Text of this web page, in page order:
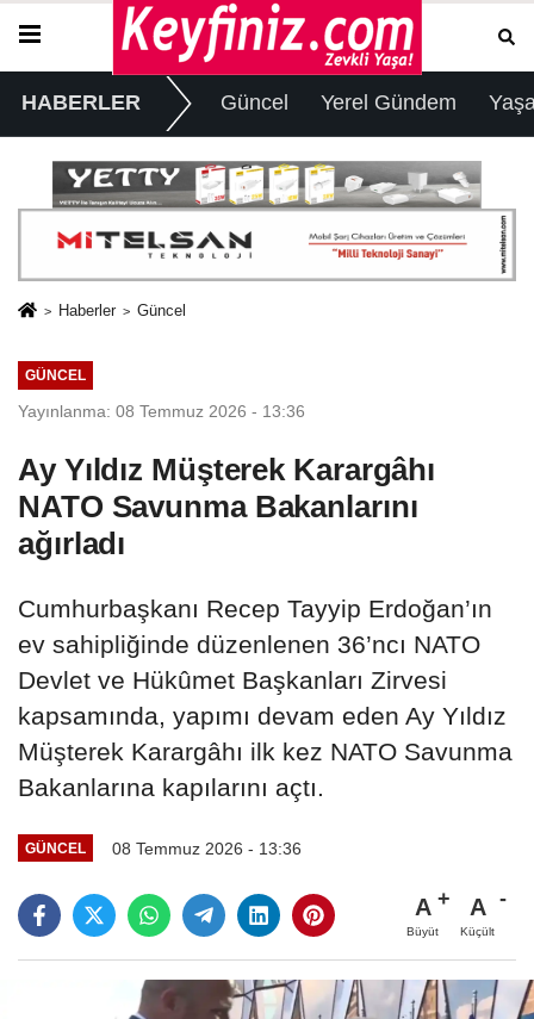
HABERLER Güncel Yerel Gündem
Haberler Güncel
GÜNCEL
Yayınlanma: 08 Temmuz 2026 - 13:36
Ay Yıldız Müşterek Karargâhı
NATO Savunma Bakanlarını
ağırladı
Cumhurbaşkanı Recep Tayyip Erdoğan’ın
ev sahipliğinde düzenlenen 36’ncı NATO
Devlet ve Hükûmet Başkanları Zirvesi
kapsamında, yapımı devam eden Ay Yıldız
Müşterek Karargâhı ilk kez NATO Savunma
Bakanlarına kapılarını açtı.
GÜNCEL 08 Temmuz 2026 - 13:36
A
Büyüt
A
Küçült